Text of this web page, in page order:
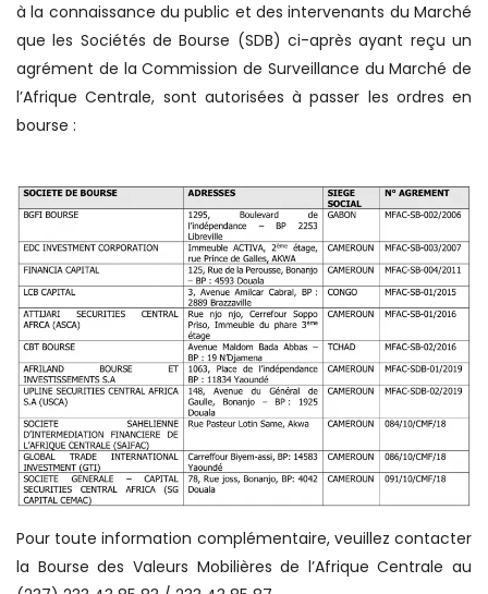
à la connaissance du public et des intervenants du Marché
que les Sociétés de Bourse (SDB) ci-après ayant reçu un
agrément de la Commission de Surveillance du Marché de
l’Afrique Centrale, sont autorisées à passer les ordres en
bourse :
Pour toute information complémentaire, veuillez contacter
la Bourse des Valeurs Mobilières de l’Afrique Centrale au